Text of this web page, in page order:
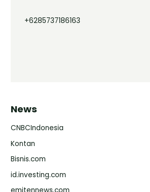
+6285737186163
News
CNBCIndonesia
Kontan
Bisnis.com
id.investing.com